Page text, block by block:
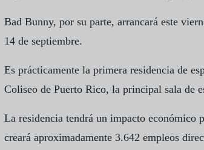
Bad Bunny, por su parte, arrancará este
14 de septiembre.
Es prácticamente la primera residencia de
Coliseo de Puerto Rico, la principal sala de
La residencia tendrá un impacto económico
creará aproximadamente 3.642 empleos